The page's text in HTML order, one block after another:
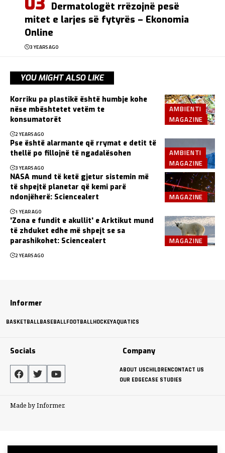
Dermatologët rrëzojnë pesë
mitet e larjes së fytyrës – Ekonomia
Online
3 YEARS AGO
YOU MIGHT ALSO LIKE
AMBIENTI
MAGAZINE
Korriku pa plastikë është humbje kohe
nëse mbështetet vetëm te
konsumatorët
2 YEARS AGO
AMBIENTI
MAGAZINE
Pse është alarmante që rrymat e detit të
thellë po fillojnë të ngadalësohen
3 YEARS AGO
MAGAZINE
NASA mund të ketë gjetur sistemin më
të shpejtë planetar që kemi parë
ndonjëherë: Sciencealert
1 YEAR AGO
MAGAZINE
'Zona e fundit e akullit' e Arktikut mund
të zhduket edhe më shpejt se sa
parashikohet: Sciencealert
2 YEARS AGO
Informer
BASKETBALLBASEBALLFOOTBALLHOCKEYAQUATICS
Socials Company
ABOUT USCHILDRENCONTACT US
OUR EDGECASE STUDIES
Made by Informer.